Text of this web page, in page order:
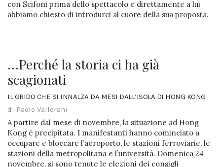
con Scifoni prima dello spettacolo e direttamente a lui
abbiamo chiesto di introdurci al cuore della sua proposta.
…Perché la storia ci ha già
scagionati
IL GRIDO CHE SI INNALZA DA MESI DALL’ISOLA DI HONG KONG
di Paolo Vallorani
A partire dal mese di novembre, la situazione ad Hong
Kong è precipitata. I manifestanti hanno cominciato a
occupare e bloccare l’aeroporto, le stazioni ferroviarie, le
stazioni della metropolitana e l’università. Domenica 24
novembre, si sono tenute le elezioni dei consigli